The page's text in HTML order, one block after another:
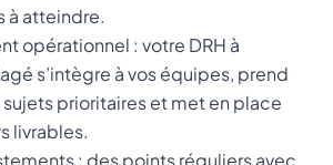
à atteindre.
opérationnel : votre DRH à
s’intègre à vos équipes, prend
sujets prioritaires et met en place
livrables.
: des points réguliers avec